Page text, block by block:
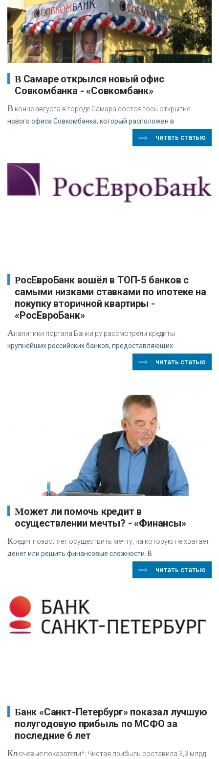
В Самаре открылся новый офис
Совкомбанка - «Совкомбанк»
В конце августа в городе Самара состоялось открытие
нового офиса Совкомбанка, который расположен в
читать статью
РосЕвроБанк вошёл в ТОП-5 банков с
самыми низками ставками по ипотеке на
покупку вторичной квартиры -
«РосЕвроБанк»
Аналитики портала Банки.ру рассмотрели кредиты
крупнейших российских банков, предоставляющих
читать статью
Может ли помочь кредит в
осуществлении мечты? - «Финансы»
Кредит позволяет осуществить мечту, на которую не хватает
денег или решить финансовые сложности. В
читать статью
Банк «Санкт-Петербург» показал лучшую
полугодовую прибыль по МСФО за
последние 6 лет
Ключевые показатели*: Чистая прибыль составила 3,3 млрд